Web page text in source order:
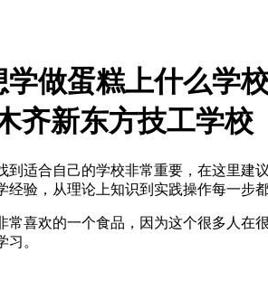
做蛋糕上什么学
齐新东方技工学校
适合自己的学校非常重要，在这里
验，从理论上知识到实践操作每一步都
喜欢的一个食品，因为这个很多人
。